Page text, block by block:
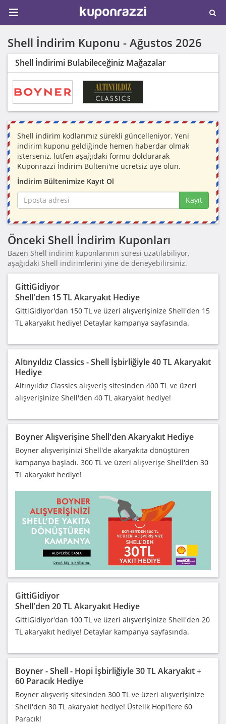
Shell İndirim Kuponu - Ağustos 2026
Shell İndirimi Bulabileceğiniz Mağazalar
Shell indirim kodlarımız sürekli güncelleniyor. Yeni
indirim kuponu geldiğinde hemen haberdar olmak
isterseniz, lütfen aşağıdaki formu doldurarak
Kuponrazzi İndirim Bülteni'ne ücretsiz üye olun.
İndirim Bültenimize Kayıt Ol
Kayıt
Önceki Shell İndirim Kuponları
Bazen Shell indirim kuponlarının süresi uzatılabiliyor,
aşağıdaki Shell indirimlerini yine de deneyebilirsiniz.
GittiGidiyor
Shell'den 15 TL Akaryakıt Hediye
GittiGidiyor'dan 150 TL ve üzeri alışverişinize Shell'den 15
TL akaryakıt hediye! Detaylar kampanya sayfasında.
Altınyıldız Classics - Shell İşbirliğiyle 40 TL Akaryakıt
Hediye
Altınyıldız Classics alışveriş sitesinden 400 TL ve üzeri
alışverişinize Shell'den 40 TL akaryakıt hediye!
Boyner Alışverişine Shell'den Akaryakıt Hediye
Boyner alışverişinizi Shell'de akaryakıta dönüştüren
kampanya başladı. 300 TL ve üzeri alışverişe Shell'den 30
TL akaryakıt hediye!
GittiGidiyor
Shell'den 20 TL Akaryakıt Hediye
GittiGidiyor'dan 100 TL ve üzeri alışverişinize Shell'den 20
TL akaryakıt hediye! Detaylar kampanya sayfasında.
Boyner - Shell - Hopi İşbirliğiyle 30 TL Akaryakıt +
60 Paracık Hediye
Boyner alışveriş sitesinden 300 TL ve üzeri alışverişinize
Shell'den 30 TL akaryakıt hediye! Üstelik Hopi'lere 60
Paracık!